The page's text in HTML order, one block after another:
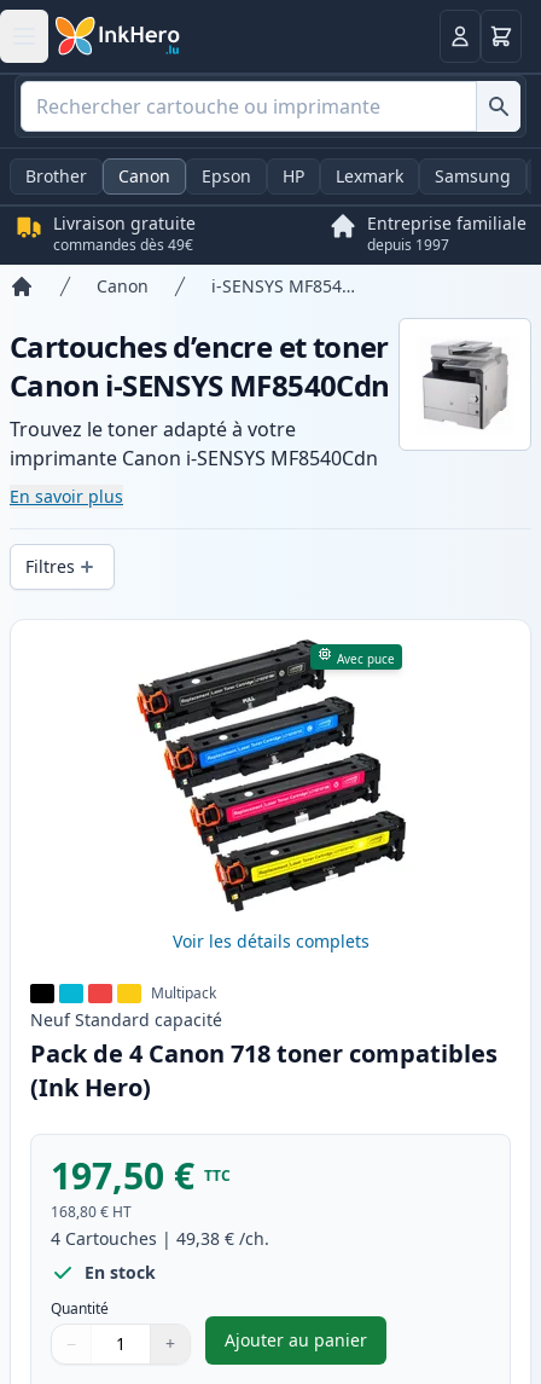
Panier
Brother Canon Epson HP Lexmark Samsung
Livraison gratuite
commandes dès 49€
Entreprise familiale
depuis 1997
Canon i-SENSYS MF8540Cdn
Cartouches d’encre et toner
Canon i-SENSYS MF8540Cdn
Trouvez le toner adapté à votre
imprimante Canon i-SENSYS MF8540Cdn
avec notre gamme de cartouches
compatibles et haute capacité. Profitez
d’une qualité d’impression constante et
d’une livraison rapide depuis un stock
En savoir plus
Filtres
Produits
Avec puce
Voir les détails complets
Multipack
Neuf Standard capacité
Pack de 4 Canon 718 toner compatibles
(Ink Hero)
197,50 € TTC
168,80 € HT
4 Cartouches | 49,38 € /ch.
En stock
Quantité
Quantité
Utilisez les boutons pour ajuster
− +
Quantité
Ajouter au panier
,Pack de 4 Canon 718 toner